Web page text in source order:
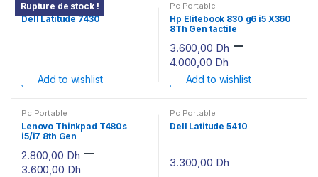
Rupture de stock !
Pc Portable
Dell Latitude 7430
Add to wishlist
Pc Portable
Hp Elitebook 830 g6 i5 X360
8Th Gen tactile
3.600,00 Dh –
4.000,00 Dh
Add to wishlist
Pc Portable
Lenovo Thinkpad T480s
i5/i7 8th Gen
2.800,00 Dh –
3.600,00 Dh
Pc Portable
Dell Latitude 5410
3.300,00 Dh